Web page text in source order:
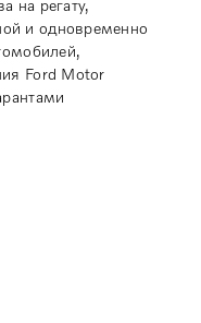
на регату,
и одновременно
Ford Motor